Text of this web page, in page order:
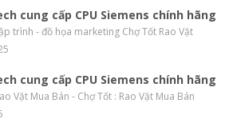
cung cấp CPU Siemens chính hãng
trình - đồ họa marketing Chợ Tốt Rao Vặt
cung cấp CPU Siemens chính hãng
Vặt Mua Bán - Chợ Tốt : Rao Vặt Mua Bán